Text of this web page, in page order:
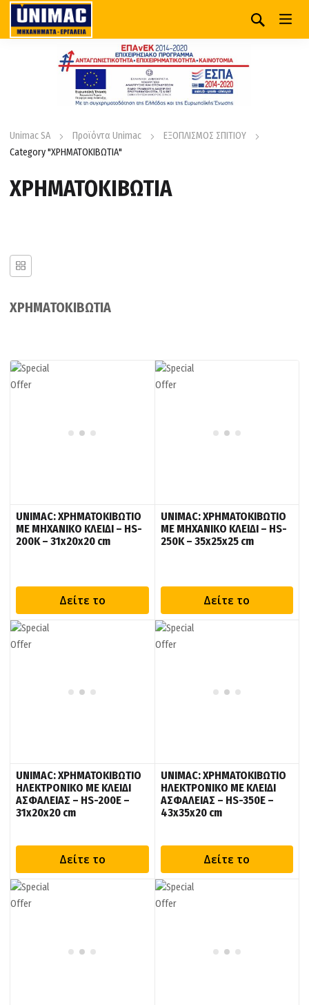
Unimac SA Προϊόντα Unimac
ΕΞΟΠΛΙΣΜΟΣ ΣΠΙΤΙΟΥ
Category "ΧΡΗΜΑΤΟΚΙΒΩΤΙΑ"
ΧΡΗΜΑΤΟΚΙΒΩΤΙΑ
ΧΡΗΜΑΤΟΚΙΒΩΤΙΑ
UNIMAC: ΧΡΗΜΑΤΟΚΙΒΩΤΙΟ
ΜΕ ΜΗΧΑΝΙΚΟ ΚΛΕΙΔΙ – HS-
200K – 31x20x20 cm
Δείτε το
UNIMAC: ΧΡΗΜΑΤΟΚΙΒΩΤΙΟ
ΜΕ ΜΗΧΑΝΙΚΟ ΚΛΕΙΔΙ – HS-
250K – 35x25x25 cm
Δείτε το
UNIMAC: ΧΡΗΜΑΤΟΚΙΒΩΤΙΟ
ΗΛΕΚΤΡΟΝΙΚΟ ΜΕ ΚΛΕΙΔΙ
ΑΣΦΑΛΕΙΑΣ – HS-200E –
31x20x20 cm
Δείτε το
UNIMAC: ΧΡΗΜΑΤΟΚΙΒΩΤΙΟ
ΗΛΕΚΤΡΟΝΙΚΟ ΜΕ ΚΛΕΙΔΙ
ΑΣΦΑΛΕΙΑΣ – HS-350E –
43x35x20 cm
Δείτε το